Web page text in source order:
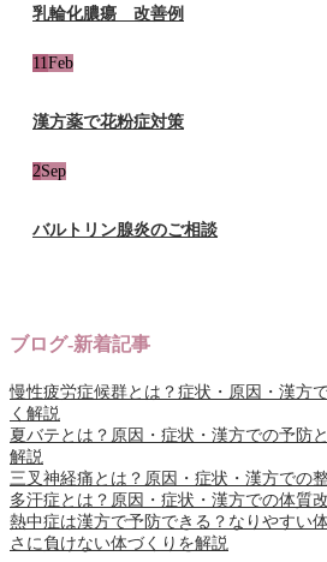
乳輪化膿瘍 改善例
11 Feb
漢方薬で花粉症対策
2Sep
バルトリン腺炎のご相談
ブログ-新着記事
慢性疲労症候群とは？症状・原因・漢方
く解説
夏バテとは？原因・症状・漢方での予防
解説
三叉神経痛とは？原因・症状・漢方での
多汗症とは？原因・症状・漢方での体質
熱中症は漢方で予防できる？なりやすい
さに負けない体づくりを解説